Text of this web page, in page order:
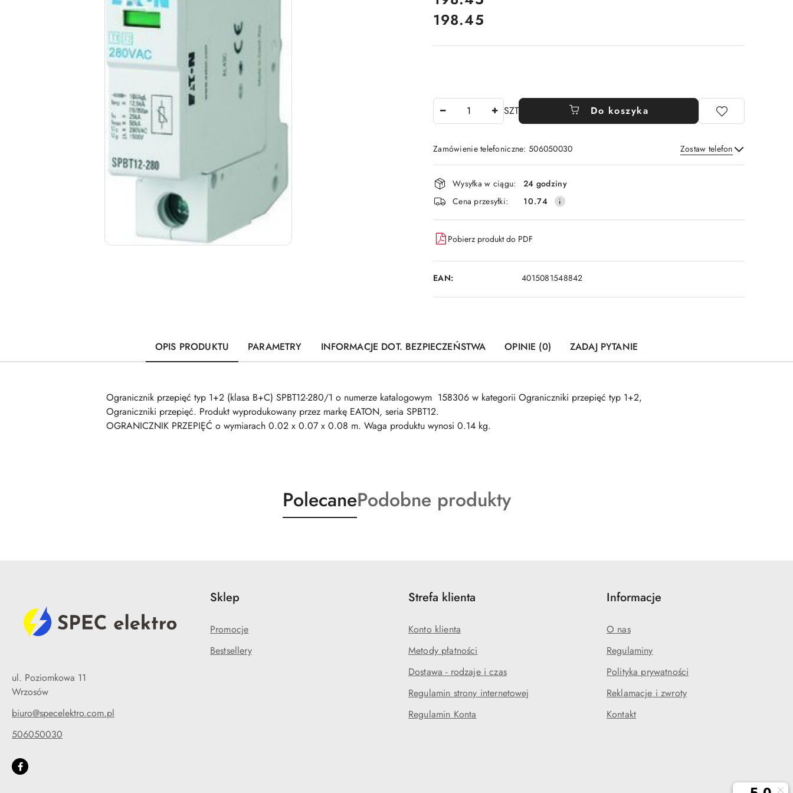
Cena:
198.45
SZT Do koszyka
Zamówienie telefoniczne: 506050030 Zostaw telefon
Wyślij
Dostępność
i
dostawa
Wysyłka w ciągu:
24 godziny
Cena przesyłki:
10.74
Pobierz produkt do PDF
EAN: 4015081548842
OPIS PRODUKTU PARAMETRY INFORMACJE DOT. BEZPIECZEŃSTWA OPINIE (0) ZADAJ PYTANIE
Ogranicznik przepięć typ 1+2 (klasa B+C) SPBT12-280/1 o numerze katalogowym 158306 w kategorii Ograniczniki przepięć typ 1+2,
Ograniczniki przepięć. Produkt wyprodukowany przez markę EATON, seria SPBT12.
OGRANICZNIK PRZEPIĘĆ o wymiarach 0.02 x 0.07 x 0.08 m. Waga produktu wynosi 0.14 kg.
Produkty
o
PolecaneProdukty
o
Podobne produkty
ul. Poziomkowa 11
Wrzosów
biuro@specelektro.com.pl
506050030
Sklep
Promocje
Bestsellery
Strefa klienta
Konto klienta
Metody płatności
Dostawa - rodzaje i czas
Regulamin strony internetowej
Regulamin Konta
Informacje
O nas
Regulaminy
Polityka prywatności
Reklamacje i zwroty
Kontakt